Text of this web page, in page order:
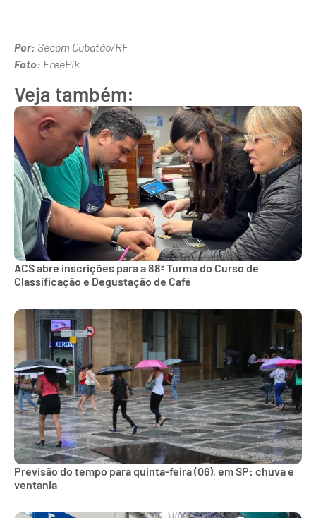
Por: Secom Cubatão/RF
Foto: FreePik
Veja também:
ACS abre inscrições para a 88ª Turma do Curso de
Classificação e Degustação de Café
Previsão do tempo para quinta-feira (06), em SP: chuva e
ventania